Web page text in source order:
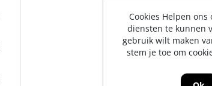
Cookies Helpen
diensten te kunnen
gebruik wilt maken
stem je toe om